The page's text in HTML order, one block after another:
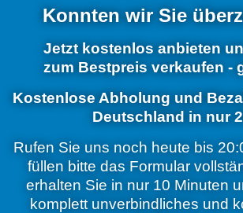
Konnten wir Sie
Jetzt kostenlos anbieten
zum Bestpreis verkaufen -
Kostenlose Abholung und
Deutschland in nur
Rufen Sie uns noch heute bis
füllen bitte das Formular
erhalten Sie in nur 10 Minuten
komplett unverbindliches und